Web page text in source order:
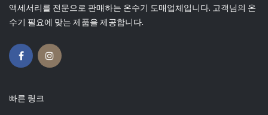
액세서리를 전문으로 판매하는 온수기 도매업체입니다. 고객님의 온
수기 필요에 맞는 제품을 제공합니다.
빠른 링크